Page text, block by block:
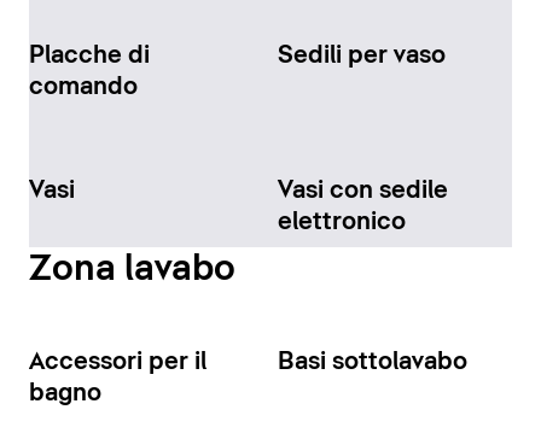
Placche di
comando
Sedili per vaso
Vasi
Vasi con sedile
elettronico
Zona lavabo
Accessori per il
bagno
Basi sottolavabo